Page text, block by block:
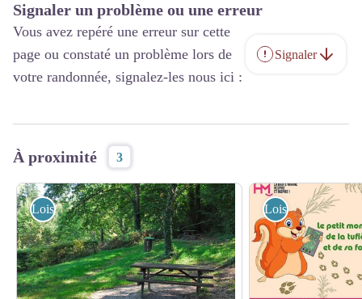
Signaler un problème ou une erreur
Vous avez repéré une erreur sur cette
page ou constaté un problème lors de
votre randonnée, signalez-les nous ici :
Signaler
À proximité 3
Loisirs Loisirs